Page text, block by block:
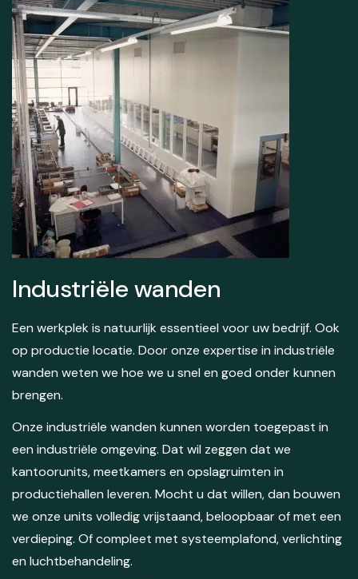
Industriële wanden
Een werkplek is natuurlijk essentieel voor uw bedrijf. Ook
op productie locatie. Door onze expertise in industriële
wanden weten we hoe we u snel en goed onder kunnen
brengen.
Onze industriële wanden kunnen worden toegepast in
een industriële omgeving. Dat wil zeggen dat we
kantoorunits, meetkamers en opslagruimten in
productiehallen leveren. Mocht u dat willen, dan bouwen
we onze units volledig vrijstaand, beloopbaar of met een
verdieping. Of compleet met systeemplafond, verlichting
en luchtbehandeling.